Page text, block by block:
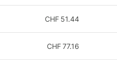
51.44
CHF
77.16
CHF